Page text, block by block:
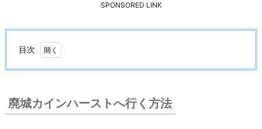
SPONSORED LINK
目次
1.
城
カ
廃城カインハーストへ行く方法